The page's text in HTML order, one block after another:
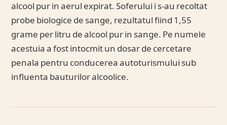
alcool pur in aerul expirat. Soferului i s-au recoltat
probe biologice de sange, rezultatul fiind 1,55
grame per litru de alcool pur in sange. Pe numele
acestuia a fost intocmit un dosar de cercetare
penala pentru conducerea autoturismului sub
influenta bauturilor alcoolice.